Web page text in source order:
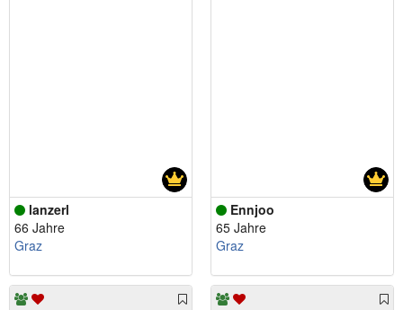
lanzerl
66 Jahre
Graz
Ennjoo
65 Jahre
Graz